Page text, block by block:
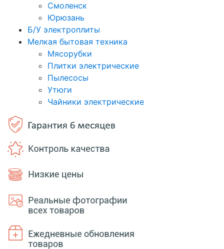
Смоленск
Юрюзань
Б/У электроплиты
Мелкая бытовая техника
Мясорубки
Плитки электрические
Пылесосы
Утюги
Чайники электрические